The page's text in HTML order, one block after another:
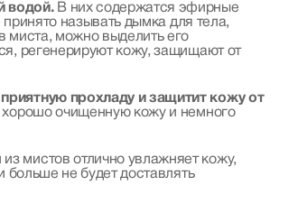
водой.В них содержатся эфирные
называть дымка для тела,
миста, можно выделить его
регенерируют кожу, защищают от
прохладу и защитит кожу от
хорошо очищенную кожу и немного
мистов отлично увлажняет кожу,
больше не будет доставлять